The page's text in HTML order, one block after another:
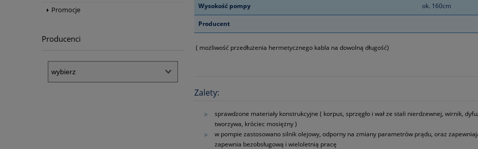
Promocje
Producenci
Wysokość pompy ok. 160cm
Producent
( możliwość przedłużenia hermetycznego kabla na dowolną długość)
Zalety:
sprawdzone materiały konstrukcyjne ( korpus, sprzęgło i wał ze stali nierdzewnej, wirnik,
tworzywa, króciec mosiężny )
w pompie zastosowano silnik olejowy, odporny na zmiany parametrów prądu, oraz
zapewnia bezobsługową i wieloletnią pracę